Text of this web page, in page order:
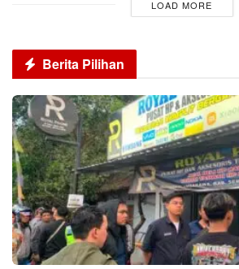
LOAD MORE
Berita Pilihan